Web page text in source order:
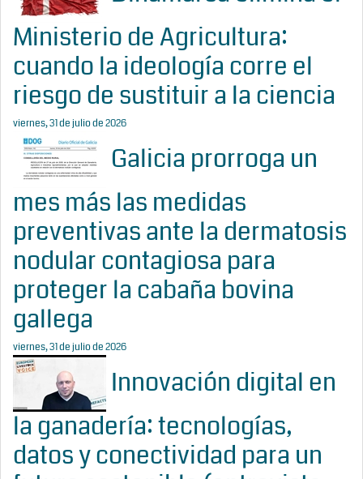
Ministerio de Agricultura:
cuando la ideología corre el
riesgo de sustituir a la ciencia
viernes, 31 de julio de 2026
Galicia prorroga un
mes más las medidas
preventivas ante la dermatosis
nodular contagiosa para
proteger la cabaña bovina
gallega
viernes, 31 de julio de 2026
Innovación digital en
la ganadería: tecnologías,
datos y conectividad para un